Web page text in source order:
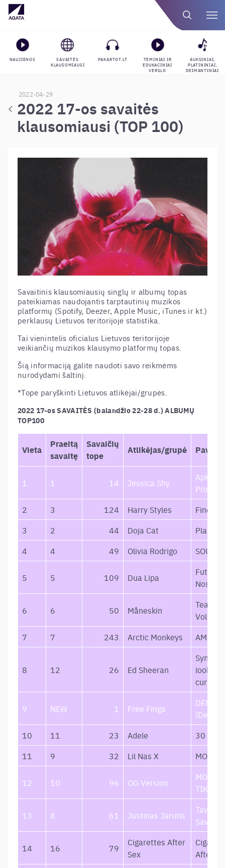
NAUJIENOS
SAVAITĖS
KLAUSOMIAUSI
PAKARTOT.LT
TEMINIAI IR
EDUKACINIAI
VERSLO
AUKSINIAI,
PLATININIAI,
DEIMANTINIAI
2022-04-29
2022 17-os savaitės
klausomiausi (TOP 100)
Savaitinis klausomiausių singlų ir albumų topas
pateikiamas naudojantis tarptautinių muzikos
platformų (Spotify, Deezer, Apple Music, iTunes ir kt.)
perklausų Lietuvos teritorijoje statistika.
Tai vienintelis oficialus Lietuvos teritorijoje
veikiančių muzikos klausymo platformų topas.
Šią informaciją galite naudoti savo reikmėms
nurodydami šaltinį.
*Tope paryškinti Lietuvos atlikėjai/grupės.
2022 17-os SAVAITĖS (balandžio 22-28 d.) ALBUMŲ
TOP100
Vieta
Praeitą
savaitę
Savaičių
tope
Atlikėjas/grupė
1 1 14 Jessica Shy
2
3 124 Harry Styles
Fine
3
2 44 Doja Cat
Planet
4
4 49 Olivia Rodrigo SOUR
5 5 109 Dua Lipa
Future
6 6 50 Måneskin
Teatro
Vol. I
7
7 243 Arctic Monkeys AM
8 12 26 Ed Sheeran
Syntax
current
9 NEW 1 Free Finga
(Deluxe)
10
11 23 Adele
30
11
9 32 Lil Nas X
12 10 96 OG Version
TIKSLAI
13 8 61 Justinas Jarutis
Tavęs
Savęs
14 16 79
Cigarettes After
Sex
After